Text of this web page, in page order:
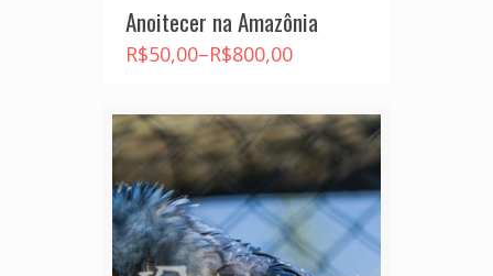
Anoitecer na Amazônia
R$50,00–R$800,00